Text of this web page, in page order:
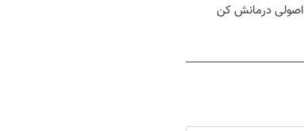
اصولی درمانش کن